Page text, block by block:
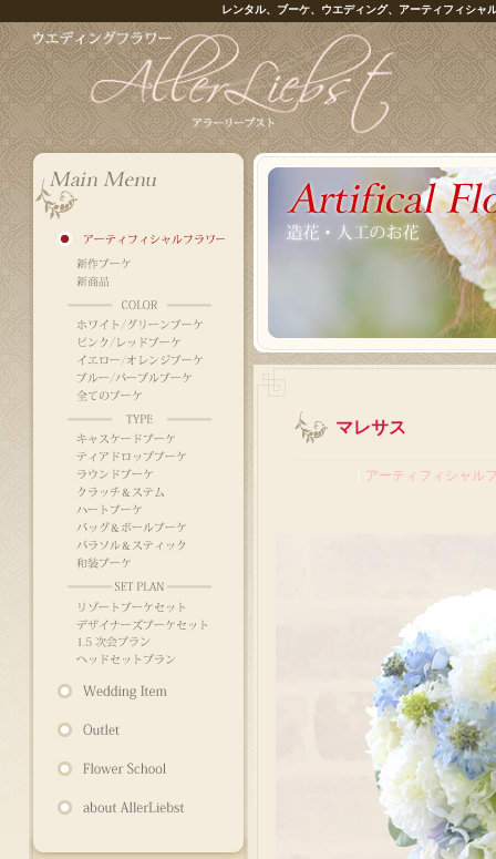
レンタル、ブーケ、ウエディング、アーティフィシャ
マレサス
アーティフィシャル